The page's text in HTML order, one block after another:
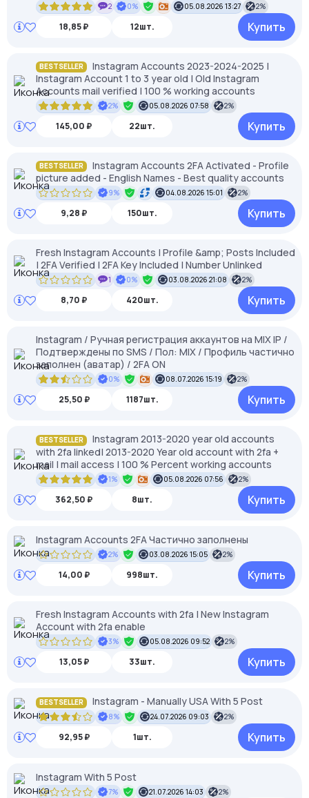
2 0% 05.08.2026 13:27 2%
18,85 ₽ 12шт. Купить
BESTSELLER
Instagram Accounts 2023-2024-2025 |
Instagram Account 1 to 3 year old | Old Instagram
Accounts mail verified | 100 % working accounts
2% 05.08.2026 07:58 2%
145,00 ₽ 22шт. Купить
BESTSELLER
Instagram Accounts 2FA Activated - Profile
picture added - English Names - Best quality accounts
9% 04.08.2026 15:01 2%
9,28 ₽ 150шт. Купить
Fresh Instagram Accounts | Profile &amp; Posts Included
| 2FA Verified | 2FA Key Included | Number Unlinked
1 0% 03.08.2026 21:08 2%
8,70 ₽ 420шт. Купить
Instagram / Ручная регистрация аккаунтов на MIX IP /
Подтверждены по SMS / Пол: MIX / Профиль частично
заполнен (аватар) / 2FA ON
0% 08.07.2026 15:19 2%
25,50 ₽ 1187шт. Купить
BESTSELLER
Instagram 2013-2020 year old accounts
with 2fa linked| 2013-2020 Year old account with 2fa +
mail | mail access | 100 % Percent working accounts
1% 05.08.2026 07:56 2%
362,50 ₽ 8шт. Купить
Instagram Accounts 2FA Частично заполнены
2% 03.08.2026 15:05 2%
14,00 ₽ 998шт. Купить
Fresh Instagram Accounts with 2fa | New Instagram
Account with 2fa enable
3% 05.08.2026 09:52 2%
13,05 ₽ 33шт. Купить
BESTSELLER Instagram - Manually USA With 5 Post
8% 24.07.2026 09:03 2%
92,95 ₽ 1шт. Купить
Instagram With 5 Post
7% 21.07.2026 14:03 2%